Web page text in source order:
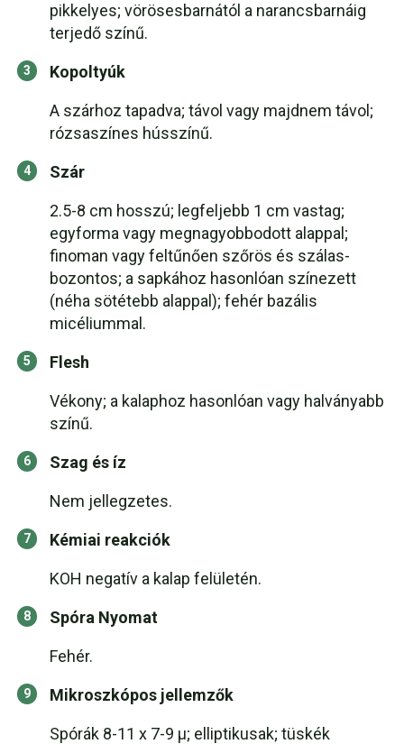
pikkelyes; vörösesbarnától a narancsbarnáig
terjedő színű.
Kopoltyúk
A szárhoz tapadva; távol vagy majdnem távol;
rózsaszínes hússzínű.
Szár
2.5-8 cm hosszú; legfeljebb 1 cm vastag;
egyforma vagy megnagyobbodott alappal;
finoman vagy feltűnően szőrös és szálas-
bozontos; a sapkához hasonlóan színezett
(néha sötétebb alappal); fehér bazális
micéliummal.
Flesh
Vékony; a kalaphoz hasonlóan vagy halványabb
színű.
Szag és íz
Nem jellegzetes.
Kémiai reakciók
KOH negatív a kalap felületén.
Spóra Nyomat
Fehér.
Mikroszkópos jellemzők
Spórák 8-11 x 7-9 µ; elliptikusak; tüskék